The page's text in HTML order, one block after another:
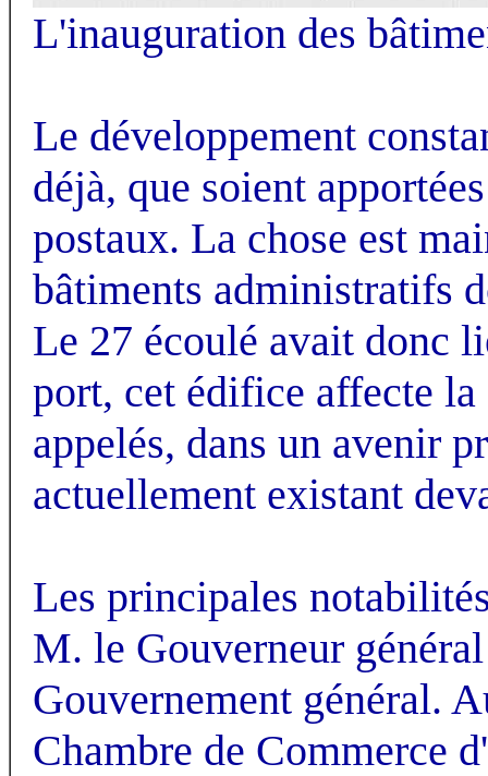
L'inauguration des
Le développement
déjà, que soient
postaux. La chose est
bâtiments administratifs
Le 27 écoulé avait donc
port, cet édifice affecte
appelés, dans un avenir
actuellement existant
Les principales
M. le Gouverneur
Gouvernement général.
Chambre de Commerce